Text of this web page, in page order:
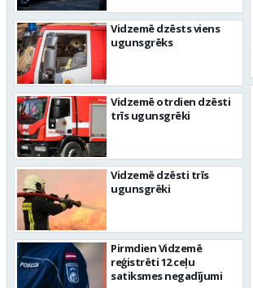
Vidzemē dzēsts viens
ugunsgrēks
Vidzemē otrdien dzēsti
trīs ugunsgrēki
Vidzemē dzēsti trīs
ugunsgrēki
Pirmdien Vidzemē
reģistrēti 12 ceļu
satiksmes negadījumi